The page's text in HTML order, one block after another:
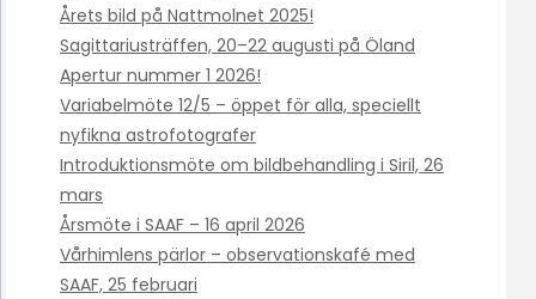
Årets bild på Nattmolnet 2025!
Sagittariusträffen, 20–22 augusti på Öland
Apertur nummer 1 2026!
Variabelmöte 12/5 – öppet för alla, speciellt
nyfikna astrofotografer
Introduktionsmöte om bildbehandling i Siril, 26
mars
Årsmöte i SAAF – 16 april 2026
Vårhimlens pärlor – observationskafé med
SAAF, 25 februari